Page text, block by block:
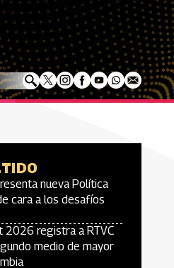
nueva Política
cara a los desafíos
2026 registra a RTVC
medio de mayor